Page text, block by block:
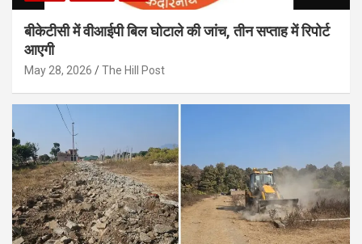
बीकेटीसी में वीआईपी बिल घोटाले की जांच, तीन सप्ताह में रिपोर्ट
आएगी
May 28, 2026 The Hill Post